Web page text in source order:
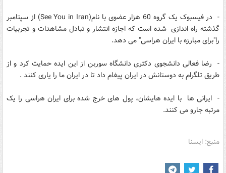
- در فیسبوک یک گروه 60 هزار عضوی با نام(See You in Iran) از سپتامبر
گذشته راه اندازی شده است که اجازه انتشار و تبادل مشاهدات و تجربیات
را"برای مبارزه با ایران هراسی" می دهد.
- رضا فعالی دانشجوی دکتری دانشگاه سوربن از این ایده حمایت کرد و از
طریق تلگرام به دوستانش در ایران پیغام داد تا در ایران ما را یاری کنند .
- ایرانی ها با ایده هایشان، پول های خرج شده برای ایران هراسی را یک
مرتبه جارو می کنند.
منبع: ایسنا